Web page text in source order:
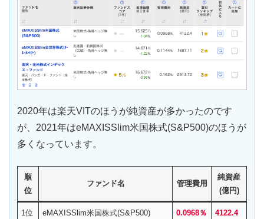
2020年は楽天VITのほうが純資産が多かったのです
が、2021年はeMAXISSlim米国株式(S&P500)のほうが
多くなっています。
順
位
ファンド名 管理費用
純資産
(億円)
1位 eMAXISSlim米国株式(S&P500) 0.0968％ 4122.4